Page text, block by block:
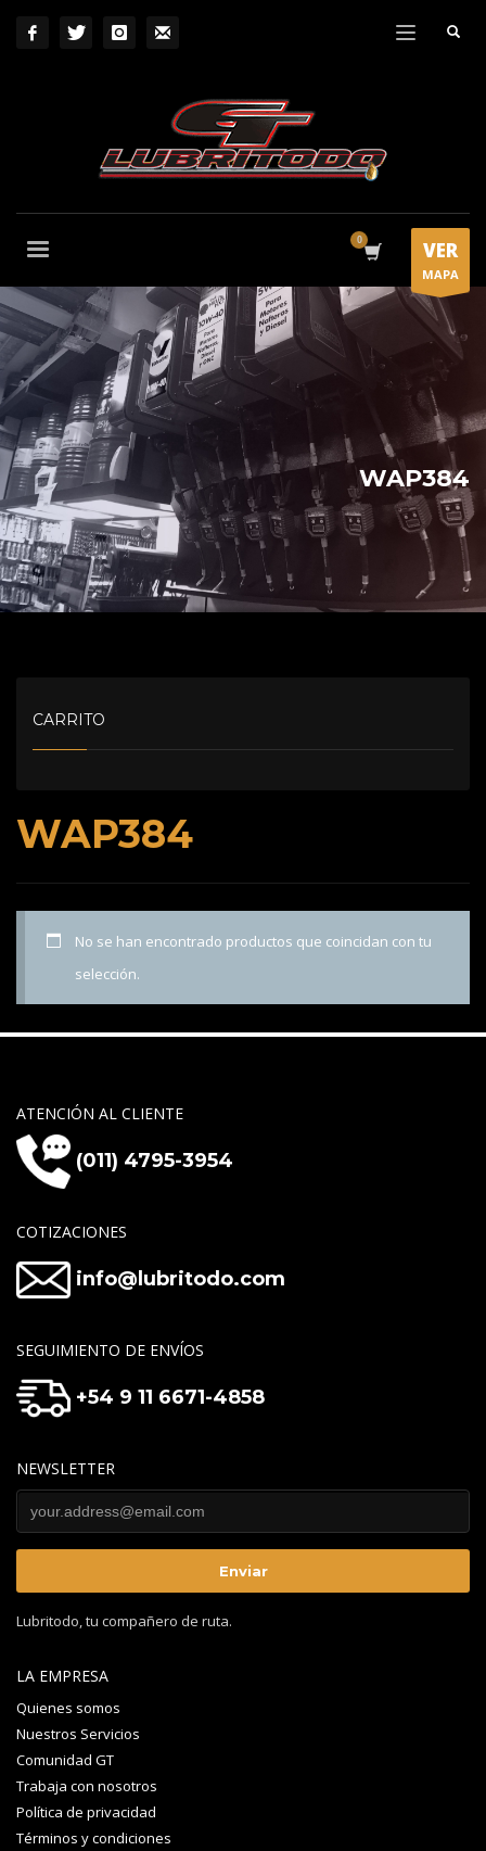
VER
MAPA
WAP384
WAP384
No se han encontrado productos que coincidan con tu
selección.
CARRITO
ATENCIÓN AL CLIENTE
(011) 4795-3954
COTIZACIONES
info@lubritodo.com
SEGUIMIENTO DE ENVÍOS
+54 9 11 6671-4858
NEWSLETTER
Lubritodo, tu compañero de ruta.
LA EMPRESA
Quienes somos
Nuestros Servicios
Comunidad GT
Trabaja con nosotros
Política de privacidad
Términos y condiciones